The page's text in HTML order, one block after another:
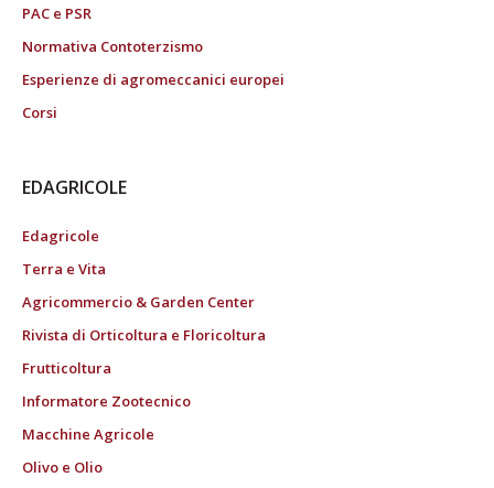
PAC e PSR
Normativa Contoterzismo
Esperienze di agromeccanici europei
Corsi
EDAGRICOLE
Edagricole
Terra e Vita
Agricommercio & Garden Center
Rivista di Orticoltura e Floricoltura
Frutticoltura
Informatore Zootecnico
Macchine Agricole
Olivo e Olio